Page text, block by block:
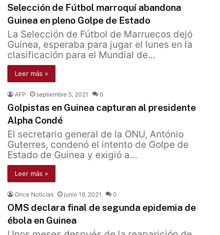
Selección de Fútbol marroquí abandona
Guinea en pleno Golpe de Estado
La Selección de Fútbol de Marruecos dejó
Guinea, esperaba para jugar el lunes en la
clasificación para el Mundial de…
Leer más »
AFP septiembre 5, 2021 0
Golpistas en Guinea capturan al presidente
Alpha Condé
El secretario general de la ONU, António
Guterres, condenó el intento de Golpe de
Estado de Guinea y exigió a…
Leer más »
Once Noticias junio 19, 2021 0
OMS declara final de segunda epidemia de
ébola en Guinea